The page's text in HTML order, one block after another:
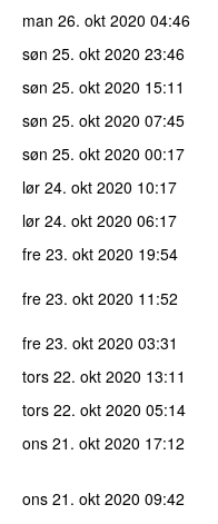
man 26. okt 2020 04:46
søn 25. okt 2020 23:46
søn 25. okt 2020 15:11
søn 25. okt 2020 07:45
søn 25. okt 2020 00:17
lør 24. okt 2020 10:17
lør 24. okt 2020 06:17
fre 23. okt 2020 19:54
fre 23. okt 2020 11:52
fre 23. okt 2020 03:31
tors 22. okt 2020 13:11
tors 22. okt 2020 05:14
ons 21. okt 2020 17:12
ons 21. okt 2020 09:42